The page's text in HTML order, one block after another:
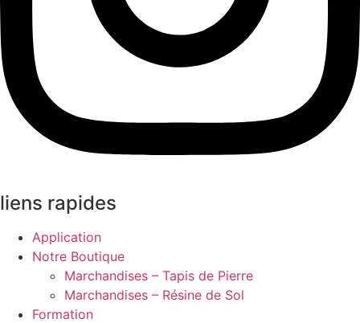
liens rapides
Application
Notre Boutique
Marchandises – Tapis de Pierre
Marchandises – Résine de Sol
Formation